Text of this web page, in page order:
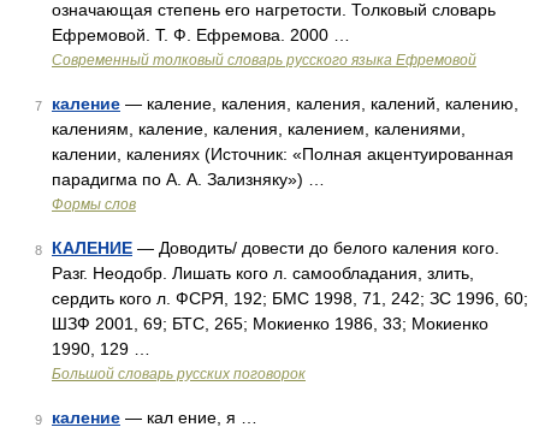
означающая степень его нагретости. Толковый словарь
Ефремовой. Т. Ф. Ефремова. 2000 …
Современный толковый словарь русского языка Ефремовой
7 каление — каление, каления, каления, калений, калению,
калениям, каление, каления, калением, калениями,
калении, калениях (Источник: «Полная акцентуированная
парадигма по А. А. Зализняку») …
Формы слов
8 КАЛЕНИЕ — Доводить/ довести до белого каления кого.
Разг. Неодобр. Лишать кого л. самообладания, злить,
сердить кого л. ФСРЯ, 192; БМС 1998, 71, 242; ЗС 1996, 60;
ШЗФ 2001, 69; БТС, 265; Мокиенко 1986, 33; Мокиенко
1990, 129 …
Большой словарь русских поговорок
9 каление — кал ение, я …